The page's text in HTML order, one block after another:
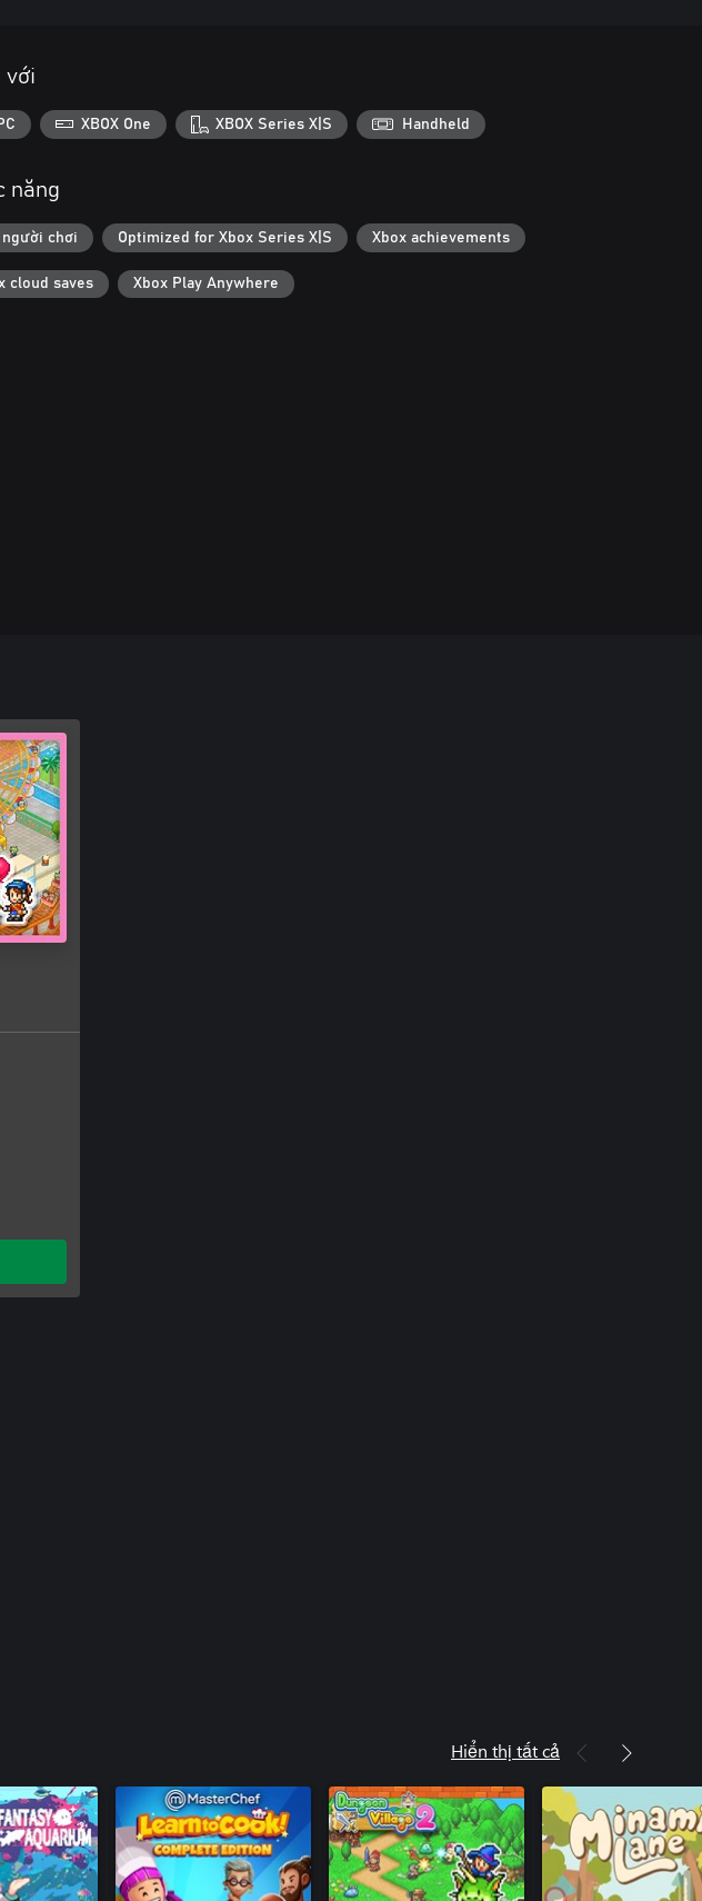
với
XBOX One XBOX Series X|S Handheld
năng
người chơi Optimized for Xbox Series X|S Xbox achievements
cloud saves Xbox Play Anywhere
Hiển thị tất cả